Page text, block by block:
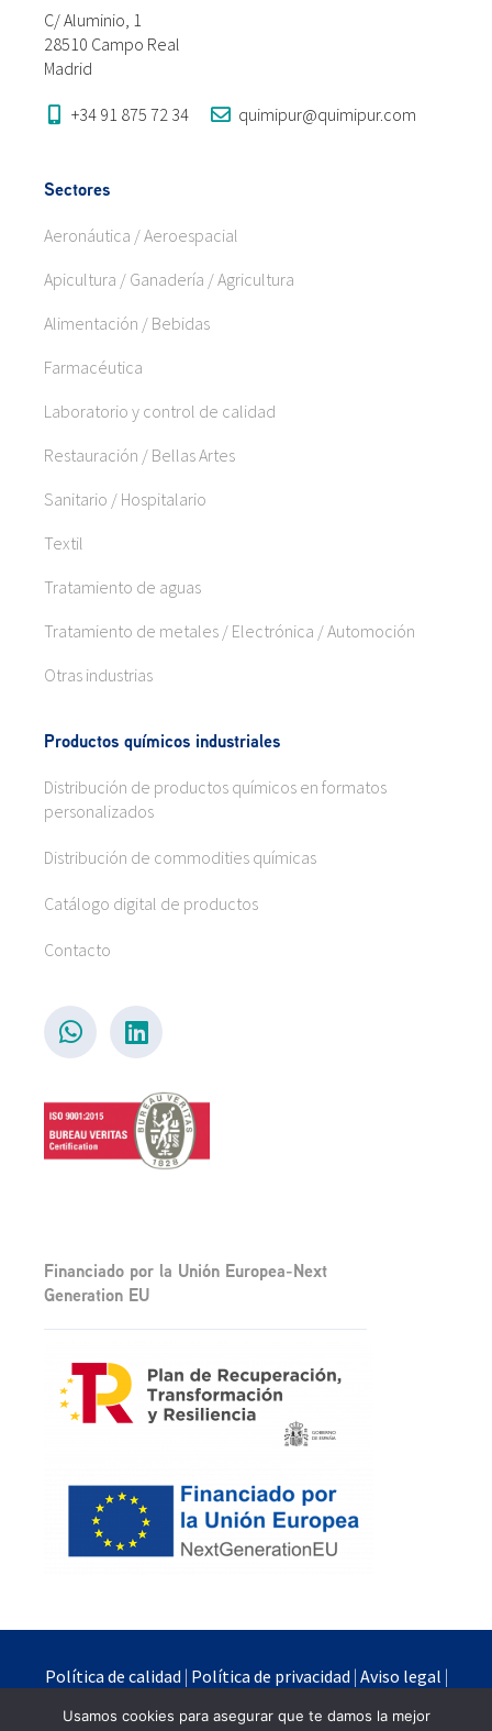
C/ Aluminio, 1
28510 Campo Real
Madrid
+34 91 875 72 34 quimipur@quimipur.com
Sectores
Aeronáutica / Aeroespacial
Apicultura / Ganadería / Agricultura
Alimentación / Bebidas
Farmacéutica
Laboratorio y control de calidad
Restauración / Bellas Artes
Sanitario / Hospitalario
Textil
Tratamiento de aguas
Tratamiento de metales / Electrónica / Automoción
Otras industrias
Productos químicos industriales
Distribución de productos químicos en formatos
personalizados
Distribución de commodities químicas
Catálogo digital de productos
Contacto
Financiado por la Unión Europea-Next
Generation EU
Política de calidad | Política de privacidad | Aviso legal |
Usamos cookies para asegurar que te damos la mejor